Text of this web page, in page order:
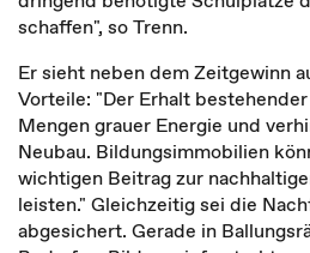
schaffen", so Trenn.
Er sieht neben dem Zeitgewinn
Vorteile: "Der Erhalt
Mengen grauer Energie und
Neubau. Bildungsimmobilien
wichtigen Beitrag zur
leisten." Gleichzeitig sei die
abgesichert. Gerade in